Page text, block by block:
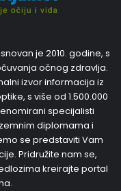
je 2010. godine, s
očnog zdravlja.
izvor informacija iz
s više od 1.500.000
specijalisti
diplomama i
se predstaviti Vam
Pridružite nam se,
kreirajte portal